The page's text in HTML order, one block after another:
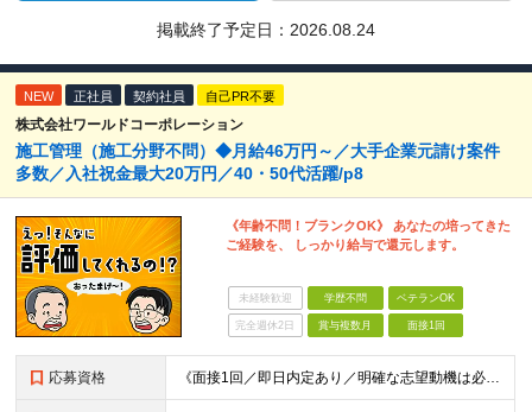
掲載終了予定日： 2026.08.24
NEW 正社員 契約社員 自己PR不要
株式会社ワールドコーポレーション
施工管理（施工分野不問）◆月給46万円～／大手企業元請け案件
多数／入社祝金最大20万円／40・50代活躍/p8
《年齢不問！ブランクOK》 あなたの培ってきた
ご経験を、 しっかり給与で還元します。
未経験歓迎 学歴不問 ベテランOK
完全週休2日 賞与複数月 面接1回
応募資格 《面接1回／即日内定あり／明確な志望動機は必要なし》 ◆学歴・年齢不問 ◆建設業界での実務経験や設備設計（電気設備、空調・衛生設備）、土木設計（橋梁／トンネル・道路・造成／上下水道）などの業界経験者